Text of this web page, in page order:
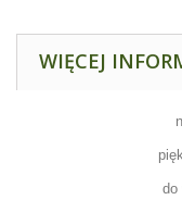
WIĘCEJ
do